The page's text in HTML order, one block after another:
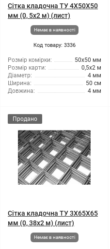
Сітка кладочна ТУ 4X50X50
мм (0, 5x2 м) (лист)
Немає в наявності
Код товару: 3336
Розмір комірки:
50x50 мм
Розмір карти:
0,5x2 м
Діаметр:
4 мм
Ширина:
50 см
Довжина:
4 мм
Продано
Сітка кладочна ТУ 3X65X65
мм (0, 38x2 м) (лист)
Немає в наявності